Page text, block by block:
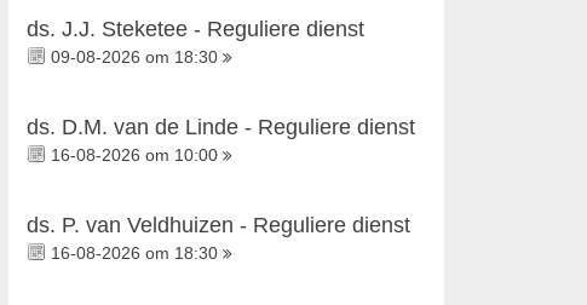
ds. J.J. Steketee - Reguliere dienst
09-08-2026 om 18:30
ds. D.M. van de Linde - Reguliere dienst
16-08-2026 om 10:00
ds. P. van Veldhuizen - Reguliere dienst
16-08-2026 om 18:30